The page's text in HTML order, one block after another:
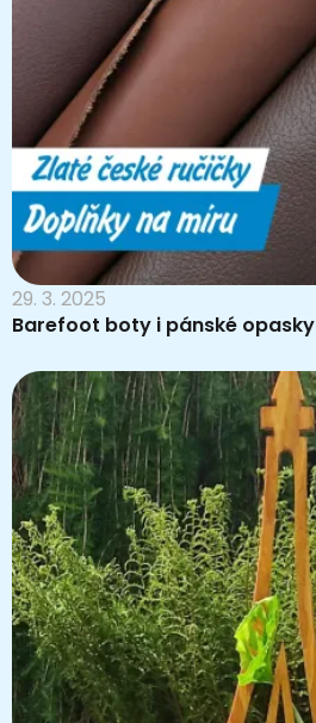
29. 3. 2025
Barefoot boty i pánské opasky